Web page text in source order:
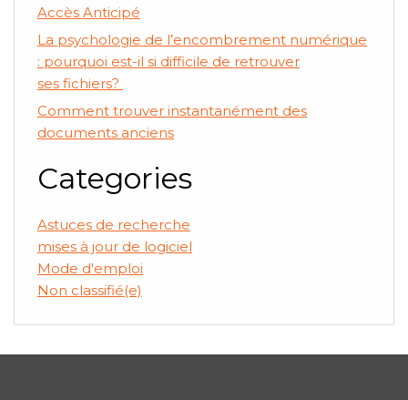
Accès Anticipé
La psychologie de l’encombrement numérique
: pourquoi est-il si difficile de retrouver
ses fichiers?
Comment trouver instantanément des
documents anciens
Categories
Astuces de recherche
mises à jour de logiciel
Mode d'emploi
Non classifié(e)